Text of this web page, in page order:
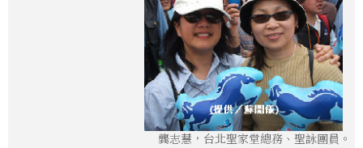
龔志慧，台北聖家堂總務、聖詠團員。